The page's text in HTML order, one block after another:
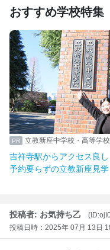
おすすめ学校特集
校・高等学校
クセス良し
教新座見学
投稿者: お気持ち乙
投稿日時：2025年 07月 13日